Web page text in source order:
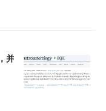
找到“关停开关”